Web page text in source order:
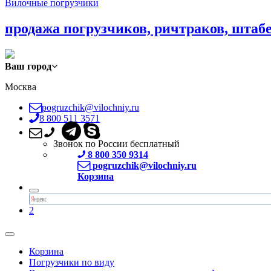
Вилочные погрузчики
продажа погрузчиков, ричтраков,
Ваш город
Москва
pogruzchik@vilochniy.ru
8 800 511 3571
Звонок по России бесплатный
8 800 350 9314
pogruzchik@vilochniy.ru
Корзина
2
Корзина
Погрузчики по виду